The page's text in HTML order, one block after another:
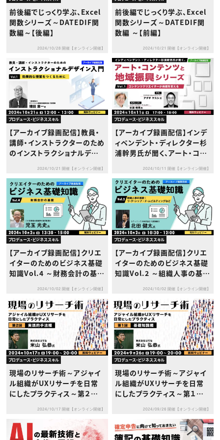
前後編でじっくり学ぶ、Excel
関数シリーズ～DATEDIF関
数編～【後編】
2024/10/28 開催【オンライン開催】
前後編でじっくり学ぶ、Excel
関数シリーズ～DATEDIF関
数編 ～【前編】
2024/10/21 開催【オンライン開催】
プロデュース・ビジネススキル
【アーカイブ録画配信】教員・
講師・インストラクターのため
のインストラクショナルデザ
業をつくるために～
2024/10/21 開催【オンライン開催】
プロデュース・ビジネススキル
【アーカイブ録画配信】インデ
ィペンデント・ディレクター杉
浦幹男氏が聞く、アート・コン
l.1 ～コンテンツクリエイタ
ーが地域を変える～
2024/10/11 開催【オンライン開催】
プロデュース・ビジネススキル
【アーカイブ録画配信】クリエ
イターのためのビジネス基礎
知識Vol.4 ～財務会計の基礎
2024/10/02 開催【オンライン開催】
プロデュース・ビジネススキル
【アーカイブ録画配信】クリエ
イターのためのビジネス基礎
知識Vol.2 ～組織人事の基
ルディングなど～
2024/10/02 開催【オンライン開催】
プロデュース・ビジネススキル
現場のリサーチ術～アジャイ
ル組織がUXリサーチを日常
にしたプラクティス～第２回
2024/10/17 開催【オンライン開催】
プロデュース・ビジネススキル
現場のリサーチ術～アジャイ
ル組織がUXリサーチを日常
にしたプラクティス～第１回
2024/09/26 開催【オンライン開催】